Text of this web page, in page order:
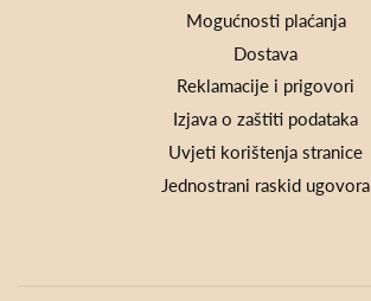
Mogućnosti plaćanja
Dostava
Reklamacije i prigovori
Izjava o zaštiti podataka
Uvjeti korištenja stranice
Jednostrani raskid ugovora